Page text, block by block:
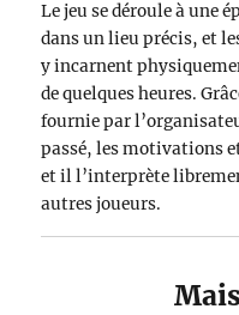
Le jeu se déroule à une
dans un lieu précis, et
y incarnent
de quelques heures.
fournie par
passé, les motivations
et il l’interprète
autres joueurs.